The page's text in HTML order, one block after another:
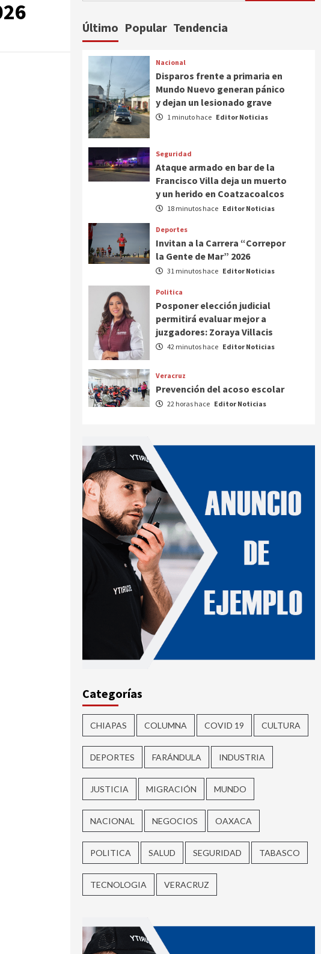
Último Popular Tendencia
Nacional
Disparos frente a primaria en
Mundo Nuevo generan pánico
y dejan un lesionado grave
1 minuto hace Editor Noticias
Seguridad
Ataque armado en bar de la
Francisco Villa deja un muerto
y un herido en Coatzacoalcos
18 minutos hace Editor Noticias
Deportes
Invitan a la Carrera “Correpor
la Gente de Mar” 2026
31 minutos hace Editor Noticias
Politica
Posponer elección judicial
permitirá evaluar mejor a
juzgadores: Zoraya Villacis
42 minutos hace Editor Noticias
Veracruz
Prevención del acoso escolar
22 horas hace Editor Noticias
Categorías
CHIAPAS COLUMNA COVID 19 CULTURA
DEPORTES FARÁNDULA INDUSTRIA
JUSTICIA MIGRACIÓN MUNDO
NACIONAL NEGOCIOS OAXACA
POLITICA SALUD SEGURIDAD TABASCO
TECNOLOGIA VERACRUZ